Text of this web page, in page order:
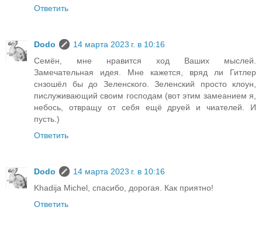
Ответить
Dodo
14 марта 2023 г. в 10:16
Семён, мне нравится ход Ваших мыслей.
Замечательная идея. Мне кажется, вряд ли Гитлер
снзошёл бы до Зеленского. Зеленский просто клоун,
пислуживающий своим господам (вот этим замеанием я,
небось, отвращу от себя ещё друей и чиателей. И
пусть.)
Ответить
Dodo
14 марта 2023 г. в 10:16
Khadija Michel, спасибо, дорогая. Как приятно!
Ответить